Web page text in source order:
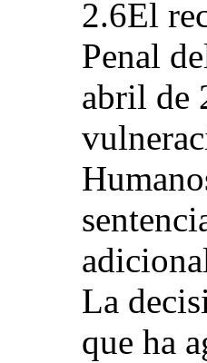
2.6El
Penal
abril de
La
que ha